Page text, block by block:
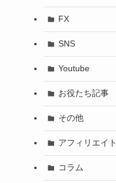
FX
SNS
Youtube
お役たち記事
その他
アフィリエイト
コラム